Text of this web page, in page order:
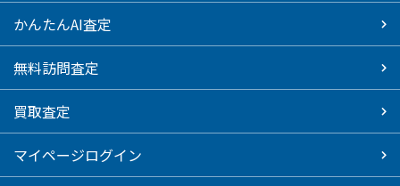
かんたんAI査定
無料訪問査定
買取査定
マイページログイン